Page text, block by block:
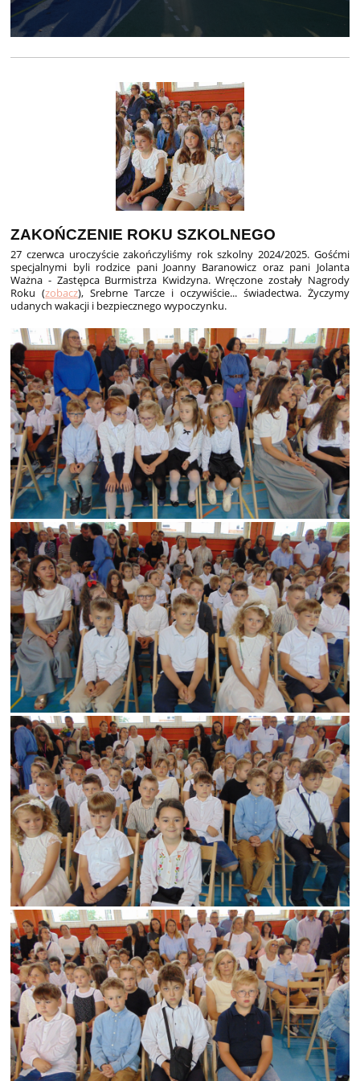
ZAKOŃCZENIE ROKU SZKOLNEGO
27 czerwca uroczyście zakończyliśmy rok szkolny 2024/2025. Gośćmi
specjalnymi byli rodzice pani Joanny Baranowicz oraz pani Jolanta
Ważna - Zastępca Burmistrza Kwidzyna. Wręczone zostały Nagrody
Roku (zobacz), Srebrne Tarcze i oczywiście... świadectwa. Życzymy
udanych wakacji i bezpiecznego wypoczynku.